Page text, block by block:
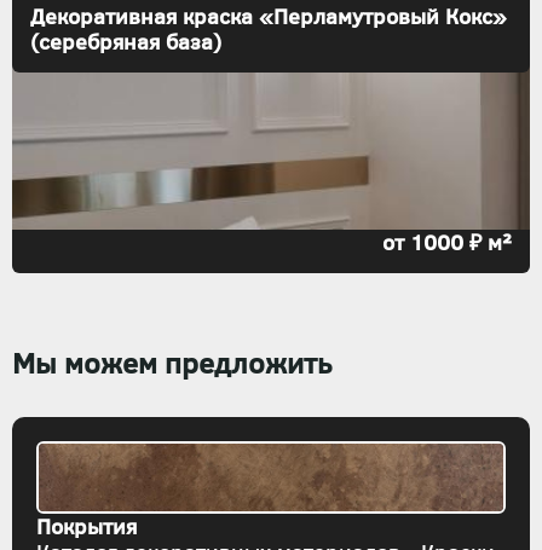
Декоративная краска «Перламутровый Кокс»
(серебряная база)
от 1000 ₽ м²
Мы можем предложить
Покрытия